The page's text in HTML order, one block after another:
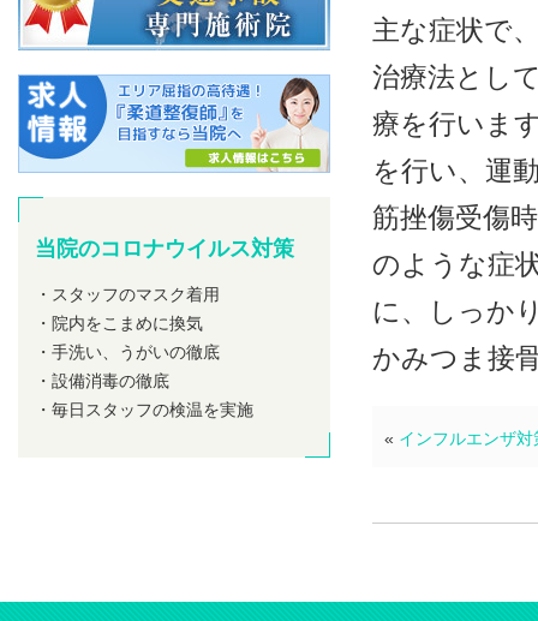
主な症状で
治療法とし
療を行いま
を行い、運
筋挫傷受傷
のような症
に、しっか
かみつま接
« インフルエンザ
当院のコロナウイルス対策
・スタッフのマスク着用
・院内をこまめに換気
・手洗い、うがいの徹底
・設備消毒の徹底
・毎日スタッフの検温を実施